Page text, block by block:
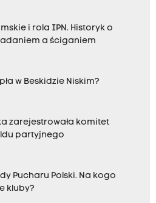
i rola IPN. Historyk o
a ściganiem
w Beskidzie Niskim?
zarejestrowała komitet
partyjnego
Pucharu Polski. Na kogo
kluby?